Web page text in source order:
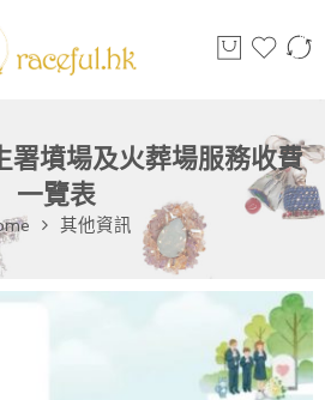
署墳場及火葬場服務收費
一覽表
其他資訊